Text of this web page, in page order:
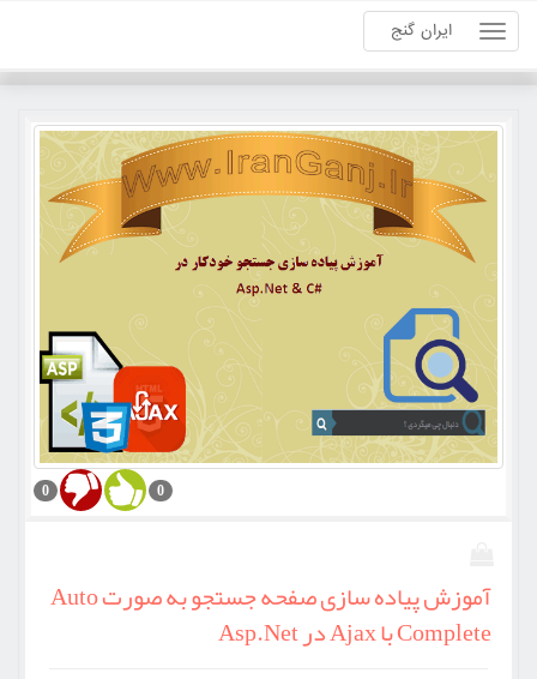
ایران گنج
0
0
آموزش پیاده سازی صفحه جستجو به صورت Auto
Complete با Ajax در Asp.Net